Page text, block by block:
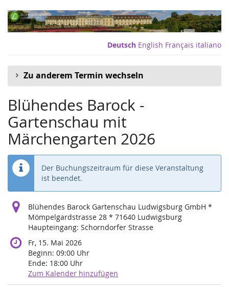
Zum
Haupt-
Inhalt
Deutsch English Français italiano
Zu anderem Termin wechseln
Blühendes Barock -
Gartenschau mit
Märchengarten 2026
Der Buchungszeitraum für diese Veranstaltung
ist beendet.
Blühendes Barock Gartenschau Ludwigsburg GmbH *
Mömpelgardstrasse 28 * 71640 Ludwigsburg
Haupteingang: Schorndorfer Strasse
Fr, 15. Mai 2026
Beginn: 09:00 Uhr
Ende: 18:00 Uhr
Zum Kalender hinzufügen